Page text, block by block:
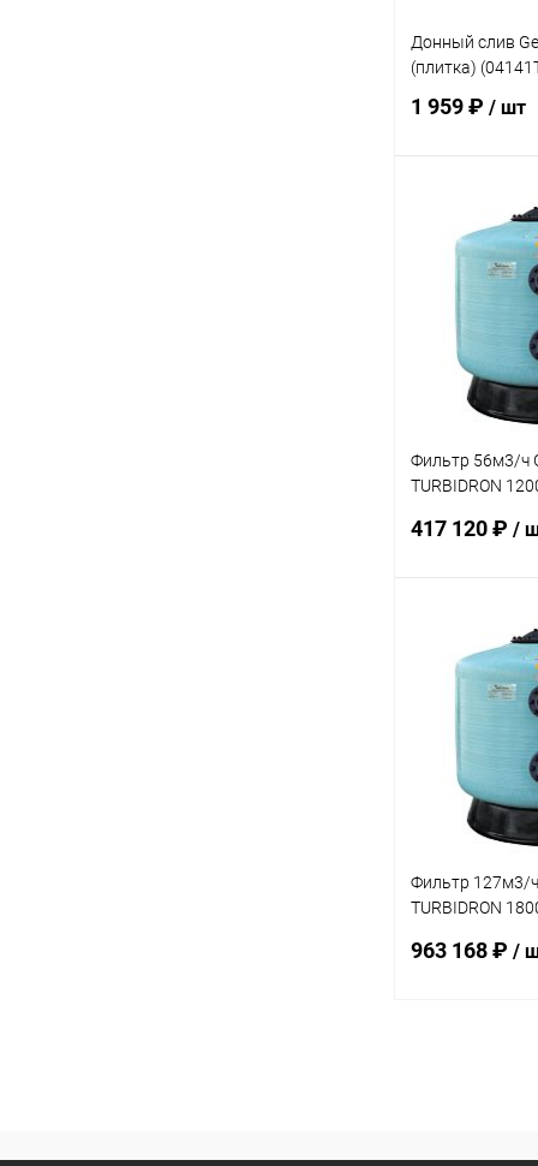
Донный слив
(плитка)
1 959 ₽ / шт
В
В избранное
Фильтр 56м3/ч
TURBIDRON
417 120 ₽ /
В
В избранное
Фильтр 127м3/
TURBIDRON
963 168 ₽ /